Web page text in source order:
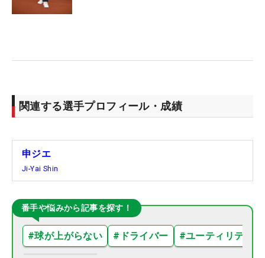
関連する選手プロフィール・成績
申ジエ
Ji-Yai Shin
番手や悩みから記事を探す！
#球が上がらない # ドライバー #ユーティリティ